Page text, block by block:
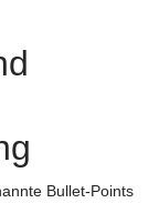
Bullet-Points